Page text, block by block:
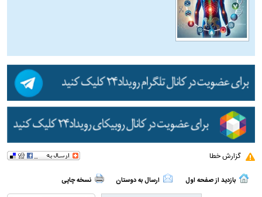
گزارش خطا
بازدید از صفحه اول ارسال به دوستان نسخه چاپی